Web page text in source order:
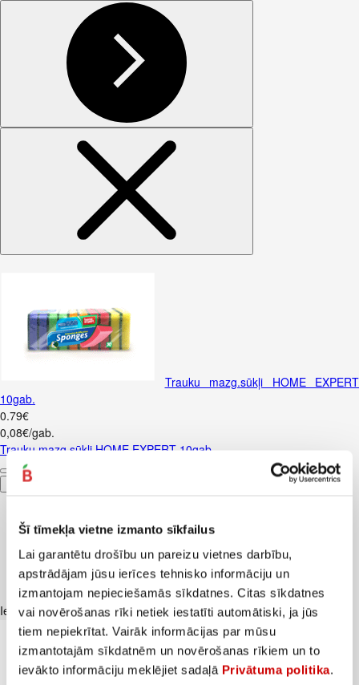
Šī tīmekļa vietne izmanto sīkfailus
Lai garantētu drošību un pareizu vietnes darbību,
apstrādājam jūsu ierīces tehnisko informāciju un
izmantojam nepieciešamās sīkdatnes. Citas sīkdatnes
vai novērošanas rīki netiek iestatīti automātiski, ja jūs
tiem nepiekrītat. Vairāk informācijas par mūsu
izmantotajām sīkdatnēm un novērošanas rīkiem un to
ievākto informāciju meklējiet sadaļā Privātuma politika.
Trauku mazg.sūkļi HOME EXPERT
10gab.
0.79€
0,08€/gab.
Trauku mazg.sūkļi HOME EXPERT 10gab.
Pievienot
Iesakām ar